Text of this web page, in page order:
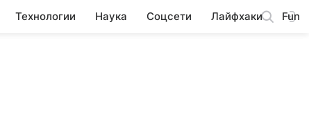
Технологии Наука Соцсети Лайфхаки Fun